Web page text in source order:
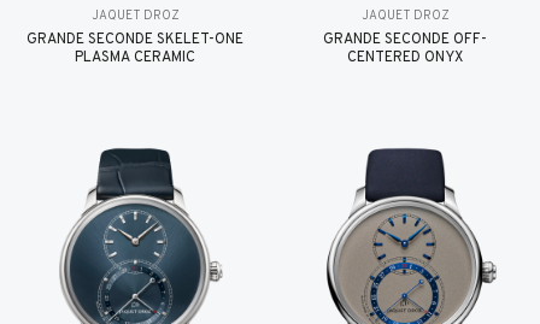
JAQUET DROZ
GRANDE SECONDE SKELET-ONE
PLASMA CERAMIC
JAQUET DROZ
GRANDE SECONDE OFF-
CENTERED ONYX